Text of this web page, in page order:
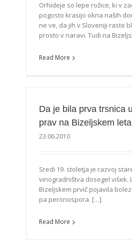
Orhideje so lepe rožice, ki v
pogosto krasijo okna naših
ne ve, da jih v Sloveniji raste
prosto v naravi. Tudi na
Read More
Da je bila prva trsnica
prav na Bizeljskem
23.06.2010
Sredi 19. stoletja je razvoj
vinogradništva dosegel višek.
Bizeljskem prvič pojavila
pa peronospora. […]
Read More